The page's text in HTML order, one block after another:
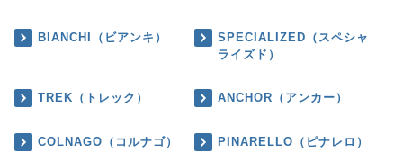
BIANCHI（ビアンキ）
SPECIALIZED（スペシャ
ライズド）
TREK（トレック） ANCHOR（アンカー）
COLNAGO（コルナゴ） PINARELLO（ピナレロ）